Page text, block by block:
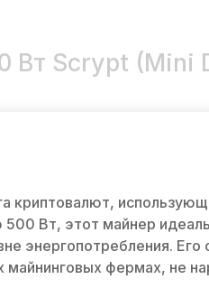
Scrypt (Mini
криптовалют,
Вт, этот майнер
энергопотребления. Его
майнинговых фермах, не